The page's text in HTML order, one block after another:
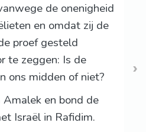
de onenigheid
en omdat zij de
proef gesteld
te zeggen: Is de
ons midden of niet?
en bond de
Israël in Rafidim.